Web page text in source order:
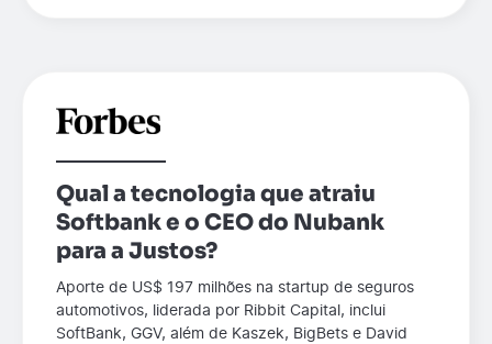
Qual a tecnologia que atraiu
Softbank e o CEO do Nubank
para a Justos?
Aporte de US$ 197 milhões na startup de seguros
automotivos, liderada por Ribbit Capital, inclui
SoftBank, GGV, além de Kaszek, BigBets e David